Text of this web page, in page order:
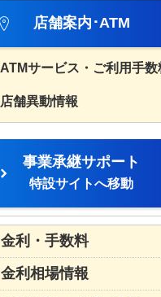
店舗案内･ATM
ATMサービス・ご利用手数
店舗異動情報
事業承継サポート
特設サイトへ移動
金利・手数料
金利相場情報